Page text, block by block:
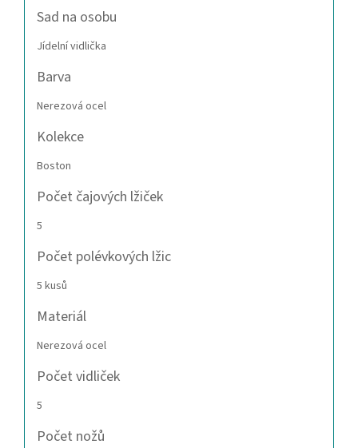
Sad na osobu
Jídelní vidlička
Barva
Nerezová ocel
Kolekce
Boston
Počet čajových lžiček
5
Počet polévkových lžic
5 kusů
Materiál
Nerezová ocel
Počet vidliček
5
Počet nožů